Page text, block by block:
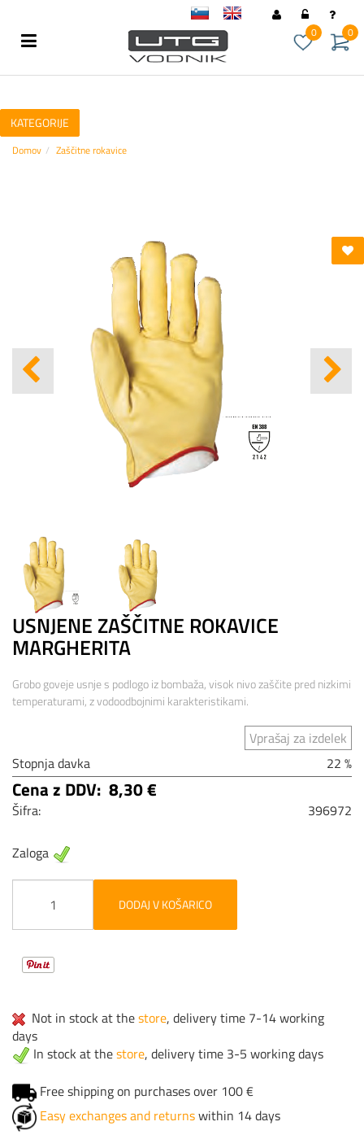
0
0
KATEGORIJE
Domov Zaščitne rokavice
USNJENE ZAŠČITNE ROKAVICE
MARGHERITA
Grobo goveje usnje s podlogo iz bombaža, visok nivo zaščite pred nizkimi
temperaturami, z vodoodbojnimi karakteristikami.
Vprašaj za izdelek
Stopnja davka
22 %
Cena z DDV: 8,30 €
Šifra: 396972
Zaloga
DODAJ V KOŠARICO
Not in stock at thestore, delivery time 7-14 working
days
In stock at thestore, delivery time 3-5 working days
Free shipping on purchases over 100 €
Easy exchanges and returnswithin 14 days